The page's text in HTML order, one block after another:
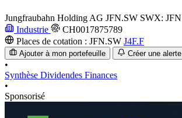
Jungfraubahn Holding AG JFN.SW SWX: JFN
Industrie
CH0017875789
Places de cotation : JFN.SW J4F.F
Ajouter à mon portefeuille Créer une alerte
•
Synthèse Dividendes Finances
•
Sponsorisé